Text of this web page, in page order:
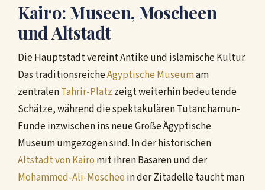
Kairo: Museen, Moscheen
und Altstadt
Die Hauptstadt vereint Antike und islamische Kultur.
Das traditionsreicheÄgyptische Museumam
zentralenTahrir-Platz zeigt weiterhin bedeutende
Schätze, während die spektakulären Tutanchamun-
Funde inzwischen ins neue Große Ägyptische
Museum umgezogen sind. In der historischen
Altstadt von Kairo mit ihren Basaren und der
Mohammed-Ali-Moschee in der Zitadelle taucht man